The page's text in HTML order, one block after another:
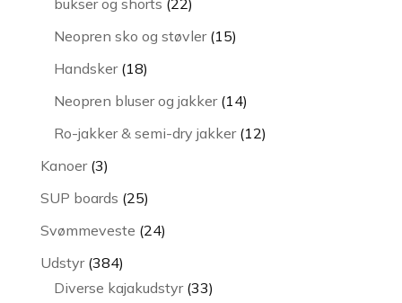
bukser og shorts 22
varer
Neopren sko og støvler 1515
Handsker 1818
Neopren bluser og jakker 1414
varer
Ro-jakker & semi-dry jakker 1212
Kanoer 33
varer
SUP boards 2525
varer
Svømmeveste 2424
Udstyr 384384
varer
Diverse kajakudstyr 3333